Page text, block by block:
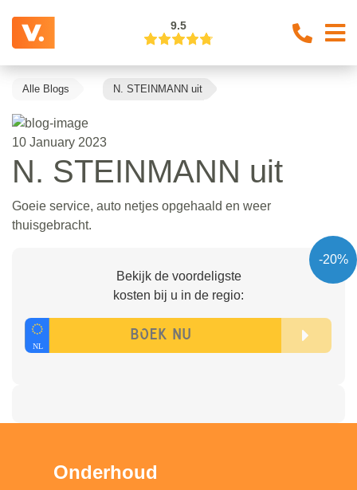
9.5
Alle Blogs N. STEINMANN uit
10 January 2023
N. STEINMANN uit
Goeie service, auto netjes opgehaald en weer
thuisgebracht.
-20%
Bekijk de voordeligste
kosten bij u in de regio:
Onderhoud